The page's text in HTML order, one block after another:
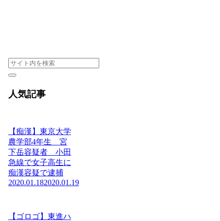
人気記事
【痴漢】東京大学
農学部4年生 宮
下岳容疑者 小田
急線で女子高生に
痴漢容疑で逮捕
2020.01.182020.01.19
【ゴロゴ】東進ハ